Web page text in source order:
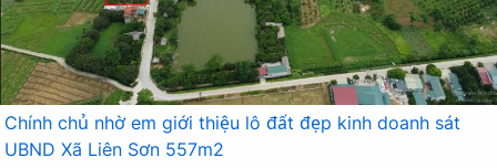
Chính chủ nhờ em giới thiệu lô đất đẹp kinh doanh sát
UBND Xã Liên Sơn 557m2